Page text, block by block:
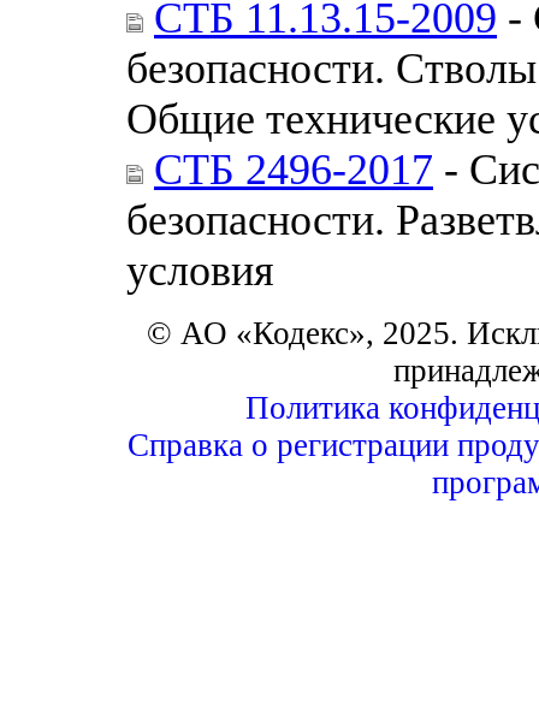
СТБ 11.13.15-2009 -
безопасности.
Общие технические
СТБ 2496-2017 -
безопасности.
условия
© АО «Кодекс», 2025.
Политика
Справка о регистрации